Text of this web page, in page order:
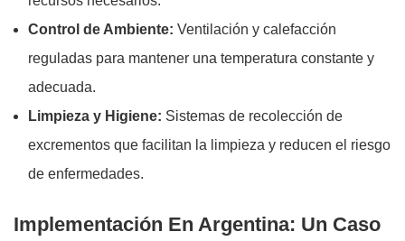
Control de Ambiente: Ventilación y calefacción
reguladas para mantener una temperatura constante y
adecuada.
Limpieza y Higiene: Sistemas de recolección de
excrementos que facilitan la limpieza y reducen el riesgo
de enfermedades.
Implementación En Argentina: Un Caso